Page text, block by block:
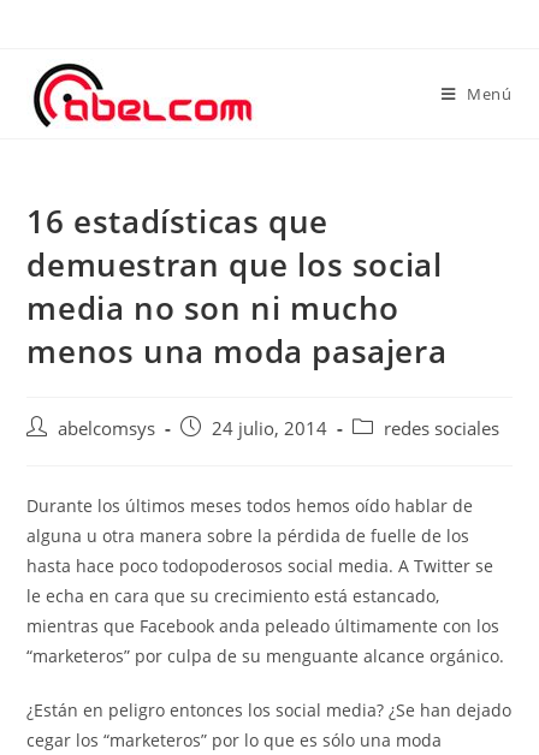
Menú
16 estadísticas que
demuestran que los social
media no son ni mucho
menos una moda pasajera
abelcomsys 24 julio, 2014 redes sociales
Durante los últimos meses todos hemos oído hablar de
alguna u otra manera sobre la pérdida de fuelle de los
hasta hace poco todopoderosos social media. A Twitter se
le echa en cara que su crecimiento está estancado,
mientras que Facebook anda peleado últimamente con los
“marketeros” por culpa de su menguante alcance orgánico.
¿Están en peligro entonces los social media? ¿Se han dejado
cegar los “marketeros” por lo que es sólo una moda